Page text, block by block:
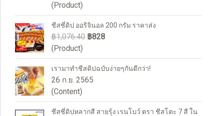
(Product)
ชีสซี่ดิป ออริจินอล 200 กรัม ราคาส่ง
฿1,076.40 ฿828
(Product)
เรามาทำชีสดิปฉบับง่ายๆกันดีกว่า!
26 ก.ย. 2565
(Content)
ชีสซี่ดิปหลากสี สายรุ้ง เรนโบว์ ตรา ชีสโตะ 7 สี ใน